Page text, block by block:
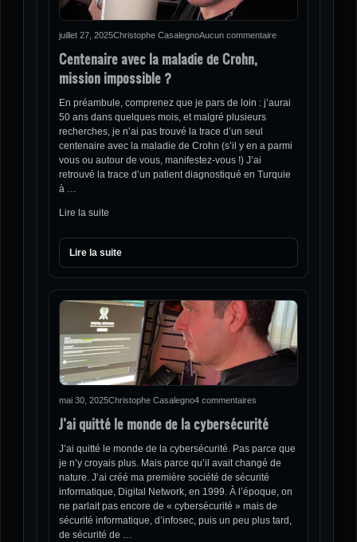
juillet 27, 2025Christophe CasalegnoAucun commentaire
Centenaire avec la maladie de Crohn,
mission impossible ?
En préambule, comprenez que je pars de loin : j’aurai
50 ans dans quelques mois, et malgré plusieurs
recherches, je n’ai pas trouvé la trace d’un seul
centenaire avec la maladie de Crohn (s’il y en a parmi
vous ou autour de vous, manifestez-vous !) J’ai
retrouvé la trace d’un patient diagnostiqué en Turquie
à …
Lire la suite
Lire la suite
mai 30, 2025Christophe Casalegno4 commentaires
J’ai quitté le monde de la cybersécurité
J’ai quitté le monde de la cybersécurité. Pas parce que
je n’y croyais plus. Mais parce qu’il avait changé de
nature. J’ai créé ma première société de sécurité
informatique, Digital Network, en 1999. À l’époque, on
ne parlait pas encore de « cybersécurité » mais de
sécurité informatique, d’infosec, puis un peu plus tard,
de sécurité de …